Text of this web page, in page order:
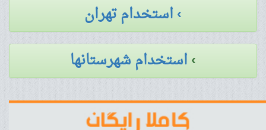
› استخدام تهران
›استخدام شهرستانها